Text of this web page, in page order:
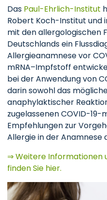
Das Paul-Ehrlich-Institut
Robert Koch-Institut und
mit den allergologischen
Deutschlands ein
Allergieanamnese vor
mRNA–Impfstoff
bei der Anwendung von
darin sowohl das
anaphylaktischer
zugelassenen COVID-
Empfehlungen zur
Allergie in der Anamnese
⇒ Weitere Informationen
finden Sie hier.